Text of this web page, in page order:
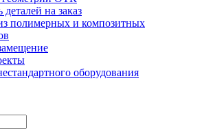
деталей на заказ
полимерных и композитных
оборудования